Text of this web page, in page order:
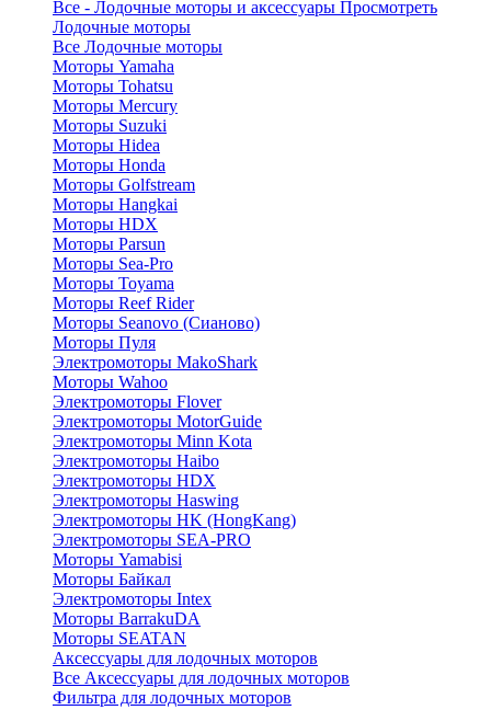
Все - Лодочные моторы и аксессуары Просмотреть
Лодочные моторы
Все Лодочные моторы
Моторы Yamaha
Моторы Tohatsu
Моторы Mercury
Моторы Suzuki
Моторы Hidea
Моторы Honda
Моторы Golfstream
Моторы Hangkai
Моторы HDX
Моторы Parsun
Моторы Sea-Pro
Моторы Toyama
Моторы Reef Rider
Моторы Seanovo (Сианово)
Моторы Пуля
Электромоторы MakoShark
Моторы Wahoo
Электромоторы Flover
Электромоторы MotorGuide
Электромоторы Minn Kota
Электромоторы Haibo
Электромоторы HDX
Электромоторы Haswing
Электромоторы HK (HongKang)
Электромоторы SEA-PRO
Моторы Yamabisi
Моторы Байкал
Электромоторы Intex
Моторы BarrakuDA
Моторы SEATAN
Аксессуары для лодочных моторов
Все Аксессуары для лодочных моторов
Фильтра для лодочных моторов